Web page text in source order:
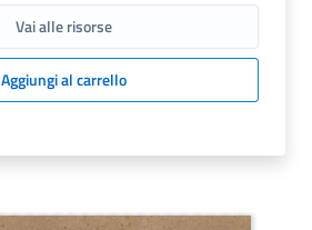
Vai alle risorse
Aggiungi al carrello